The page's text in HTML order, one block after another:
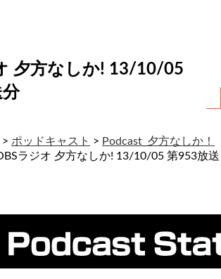
夕方なしか! 13/10/05
> ポッドキャスト > Podcast_夕方なしか！
ラジオ 夕方なしか! 13/10/05 第953放送